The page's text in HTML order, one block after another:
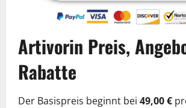
Artivorin Preis,
Rabatte
Der Basispreis beginnt bei 49,00 €